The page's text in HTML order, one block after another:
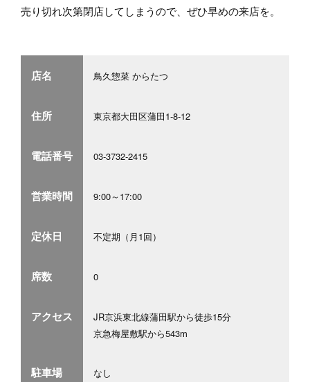
売り切れ次第閉店してしまうので、ぜひ早めの来店を。
店名 鳥久惣菜 からたつ
住所 東京都大田区蒲田1-8-12
電話番号 03-3732-2415
営業時間 9:00～17:00
定休日 不定期（月1回）
席数 0
アクセス
JR京浜東北線蒲田駅から徒歩15分
京急梅屋敷駅から543m
駐車場 なし